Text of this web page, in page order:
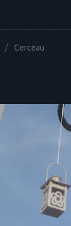
Cerceau